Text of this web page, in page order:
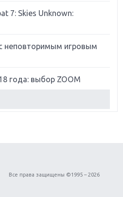
7: Skies Unknown:
неповторимым игровым
года: выбор ZOOM
4: вершина эволюции
консолей: Spider-Man и
Все права защищены ©1995 – 2026